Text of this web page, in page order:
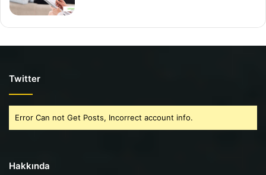
Twitter
Error Can not Get Posts, Incorrect account info.
Hakkında